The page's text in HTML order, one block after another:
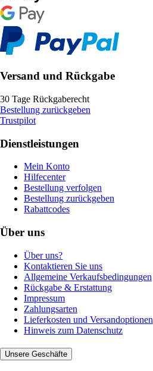
Versand und Rückgabe
30 Tage Rückgaberecht
Bestellung zurückgeben
Trustpilot
Dienstleistungen
Mein Konto
Hilfecenter
Bestellung verfolgen
Bestellung zurückgeben
Rabattcodes
Über uns
Über uns?
Kontaktieren Sie uns
Allgemeine Verkaufsbedingungen
Rückgabe & Erstattung
Impressum
Zahlungsarten
Lieferkosten und Versandoptionen
Hinweis zum Datenschutz
Unsere Geschäfte